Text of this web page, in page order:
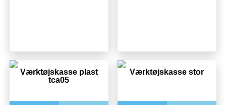
Værktøjskasse plast
tca05
Værktøjskasse stor